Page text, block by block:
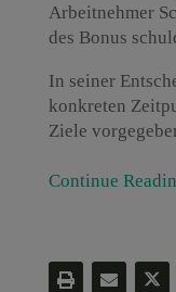
Arbeitnehmer
des Bonus
In seiner
konkreten
Ziele
Continue